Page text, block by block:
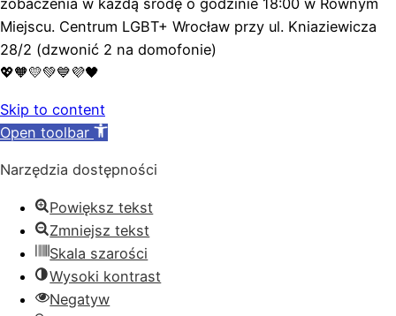
Miejscu. Centrum LGBT+ Wrocław przy ul. Kniaziewicza
28/2 (dzwonić 2 na domofonie)
💖🧡💛💚💙💜🖤
Skip to content
Open toolbar
Narzędzia dostępności
Powiększ tekst
Zmniejsz tekst
Skala szarości
Wysoki kontrast
Negatyw